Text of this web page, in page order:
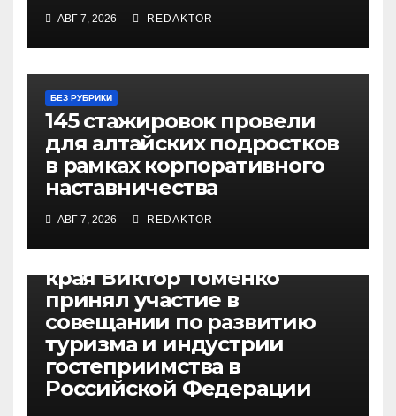
АВГ 7, 2026 REDAKTOR
БЕЗ РУБРИКИ
145 стажировок провели
для алтайских подростков
в рамках корпоративного
наставничества
АВГ 7, 2026 REDAKTOR
Губернатор Алтайского
края Виктор Томенко
принял участие в
совещании по развитию
туризма и индустрии
гостеприимства в
Российской Федерации